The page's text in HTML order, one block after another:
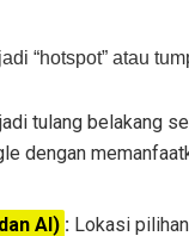
“hotspot” atau
tulang belakang
dengan
AI) :Lokasi